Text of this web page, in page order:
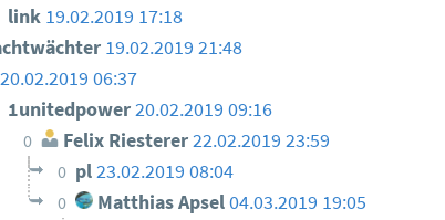
link 19.02.2019 17:18
19.02.2019 21:48
20.02.2019 06:37
1unitedpower20.02.2019 09:16
0 Felix Riesterer22.02.2019 23:59
0 pl23.02.2019 08:04
0 Matthias Apsel04.03.2019 19:05